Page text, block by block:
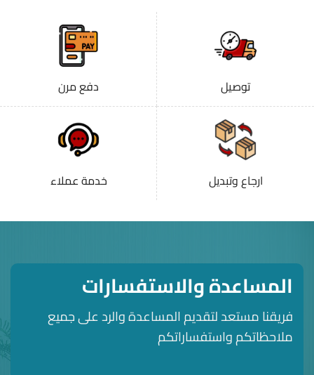
توصيل دفع مرن
ارجاع وتبديل خدمة عملاء
المساعدة والاستفسارات
فريقنا مستعد لتقديم المساعدة والرد على جميع
ملاحظاتكم واستفساراتكم